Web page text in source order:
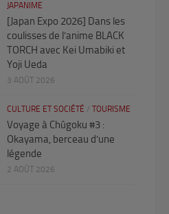
JAPANIME
[Japan Expo 2026] Dans les
coulisses de l’anime BLACK
TORCH avec Kei Umabiki et
Yoji Ueda
3 AOÛT 2026
CULTURE ET SOCIÉTÉ / TOURISME
Voyage à Chûgoku #3 :
Okayama, berceau d’une
légende
2 AOÛT 2026